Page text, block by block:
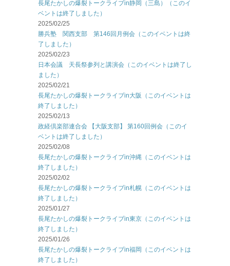
長尾たかしの爆裂トークライブin静岡（三島）（このイ
ベントは終了しました）
2025/02/25
勝兵塾 関西支部 第146回月例会（このイベントは終
了しました）
2025/02/23
日本会議 天長祭参列と講演会（このイベントは終了し
ました）
2025/02/21
長尾たかしの爆裂トークライブin大阪（このイベントは
終了しました）
2025/02/13
政経倶楽部連合会 【大阪支部】 第160回例会（このイ
ベントは終了しました）
2025/02/08
長尾たかしの爆裂トークライブin沖縄（このイベントは
終了しました）
2025/02/02
長尾たかしの爆裂トークライブin札幌（このイベントは
終了しました）
2025/01/27
長尾たかしの爆裂トークライブin東京（このイベントは
終了しました）
2025/01/26
長尾たかしの爆裂トークライブin福岡（このイベントは
終了しました）